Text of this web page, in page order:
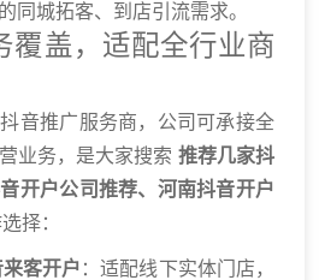
同城拓客、到店引流需求。
覆盖，适配全行业商
音推广服务商，公司可承接全
业务，是大家搜索 推荐几家抖
开户公司推荐、河南抖音开户
择：
客开户 ：适配线下实体门店，